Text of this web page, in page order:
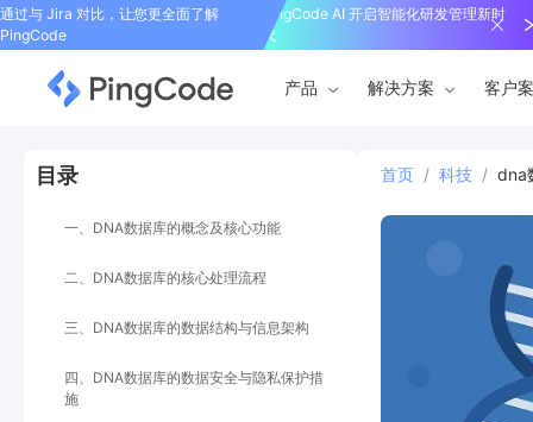
通过与 Jira 对比，让您更全面了解
PingCode
PingCode AI 开启智能化研发管理新时
代
产品 解决方案 客户
目录
一、DNA数据库的概念及核心功能
二、DNA数据库的核心处理流程
三、DNA数据库的数据结构与信息架构
四、DNA数据库的数据安全与隐私保护措
施
首页 / 科技 / dna